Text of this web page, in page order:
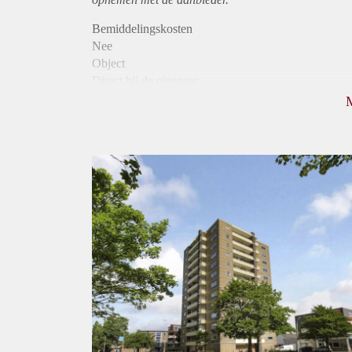
Bemiddelingskosten
Nee
Object
Huurtoeslag
Niet mogelijk
Inkomen eis
3,3 X Maandhuur Bruto
Huurtermijn
Onbepaalde termijn
Oplevering
Kaal